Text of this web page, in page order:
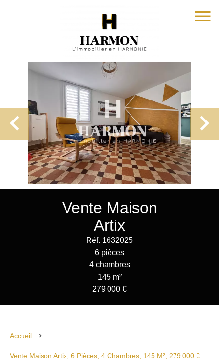
Vente Maison
Artix
Réf. 1632025
6 pièces
4 chambres
145 m²
279 000 €
Accueil
Vente Maison Artix, 6 Pièces, 4 Chambres, 145 M², 279 000 €